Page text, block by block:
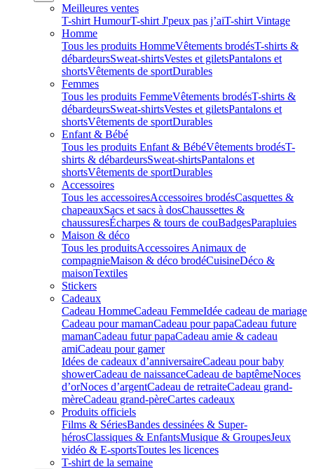
Meilleures ventes
T-shirt HumourT-shirt J'peux pas j’aiT-shirt Vintage
Homme
Tous les produits HommeVêtements brodésT-shirts &
débardeursSweat-shirtsVestes et giletsPantalons et
shortsVêtements de sportDurables
Femmes
Tous les produits FemmeVêtements brodésT-shirts &
débardeursSweat-shirtsVestes et giletsPantalons et
shortsVêtements de sportDurables
Enfant & Bébé
Tous les produits Enfant & BébéVêtements brodésT-
shirts & débardeursSweat-shirtsPantalons et
shortsVêtements de sportDurables
Accessoires
Tous les accessoiresAccessoires brodésCasquettes &
chapeauxSacs et sacs à dosChaussettes &
chaussuresÉcharpes & tours de couBadgesParapluies
Maison & déco
Tous les produitsAccessoires Animaux de
compagnieMaison & déco brodéCuisineDéco &
maisonTextiles
Stickers
Cadeaux
Cadeau HommeCadeau FemmeIdée cadeau de mariage​
Cadeau pour mamanCadeau pour papaCadeau future
mamanCadeau futur papaCadeau amie & cadeau
amiCadeau pour gamer
Idées de cadeaux d’anniversaireCadeau pour baby
showerCadeau de naissanceCadeau de baptêmeNoces
d’orNoces d’argentCadeau de retraiteCadeau grand-
mèreCadeau grand-pèreCartes cadeaux
Produits officiels
Films & SériesBandes dessinées & Super-
hérosClassiques & EnfantsMusique & GroupesJeux
vidéo & E-sportsToutes les licences
T-shirt de la semaine